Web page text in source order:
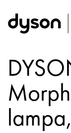
DYSON Solarcycle
lampa,